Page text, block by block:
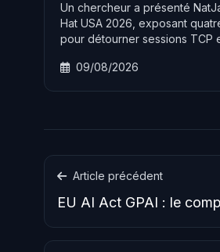
Un chercheur a présenté
Hat USA 2026, exposant
pour détourner sessions TCP
inhérentes aux tables de suivi
09/08/2026
Article précédent
EU AI Act GPAI : le
rebours avant le 2 aout